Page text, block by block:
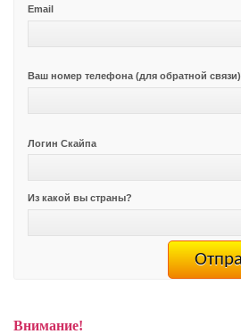
Email
Ваш номер телефона (для обратной связи)
Логин Скайпа
Из какой вы страны?
Внимание!